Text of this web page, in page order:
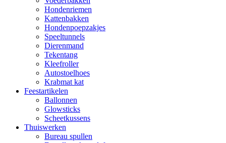
Hondenriemen
Kattenbakken
Hondenpoepzakjes
Speeltunnels
Dierenmand
Tekentang
Kleefroller
Autostoelhoes
Krabmat kat
Feestartikelen
Ballonnen
Glowsticks
Scheetkussens
Thuiswerken
Bureau spullen